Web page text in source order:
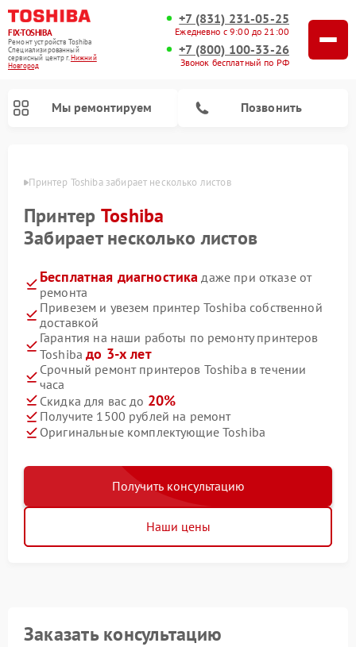
FIX-TOSHIBA
Ремонт устройств Toshiba
Специализированный
cервисный центр г.Нижний
Новгород
+7 (831) 231-05-25
Ежедневно с 9:00 до 21:00
+7 (800) 100-33-26
Звонок бесплатный по РФ
Мы ремонтируем Позвонить
Принтер Toshiba забирает несколько листов
Принтер Toshiba
Забирает несколько листов
Бесплатная диагностика даже при отказе от
ремонта
Привезем и увезем принтер Toshiba собственной
доставкой
Гарантия на наши работы по ремонту принтеров
Toshibaдо 3-х лет
Срочный ремонт принтеров Toshiba в течении
часа
Скидка для вас до 20%
Получите 1500 рублей на ремонт
Оригинальные комплектующие Toshiba
Получить консультацию
Наши цены
Заказать консультацию